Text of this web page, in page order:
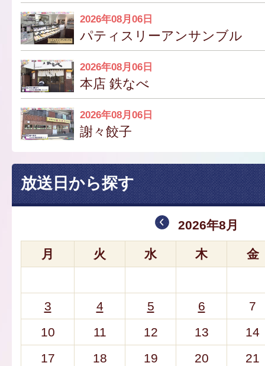
2026年08月06日
パティスリーアンサンブル
2026年08月06日
本店 鉄なべ
2026年08月06日
謝々餃子
放送日から探す
2026年8月
月 火 水 木 金
3 4 5 6
7
10
11 12 13
14
17
18 19 20
21